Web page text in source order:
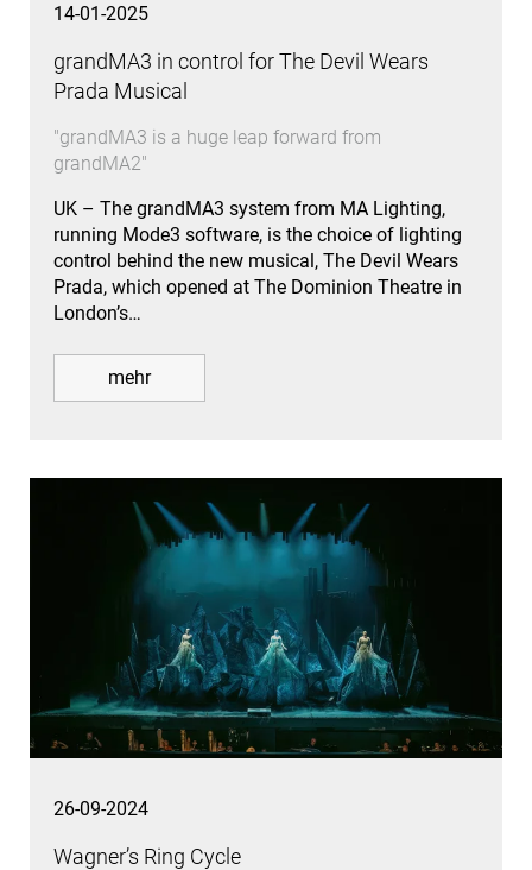
14-01-2025
grandMA3 in control for The Devil Wears
Prada Musical
"grandMA3 is a huge leap forward from
grandMA2"
UK – The grandMA3 system from MA Lighting,
running Mode3 software, is the choice of lighting
control behind the new musical, The Devil Wears
Prada, which opened at The Dominion Theatre in
London’s…
mehr
26-09-2024
Wagner’s Ring Cycle